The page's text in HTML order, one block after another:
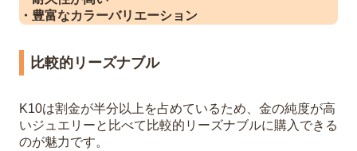
・豊富なカラーバリエーション
比較的リーズナブル
K10は割金が半分以上を占めているため、金の純度が高
いジュエリーと比べて比較的リーズナブルに購入できる
のが魅力です。